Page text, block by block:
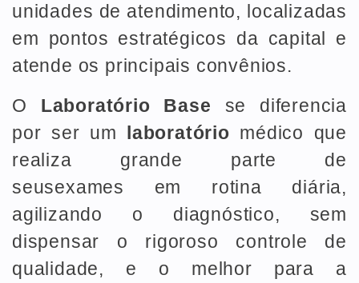
unidades de atendimento, localizadas
em pontos estratégicos da capital e
atende os principais convênios.
O Laboratório Base se diferencia
por ser um laboratório médico que
realiza grande parte de
seusexames em rotina diária,
agilizando o diagnóstico, sem
dispensar o rigoroso controle de
qualidade, e o melhor para a